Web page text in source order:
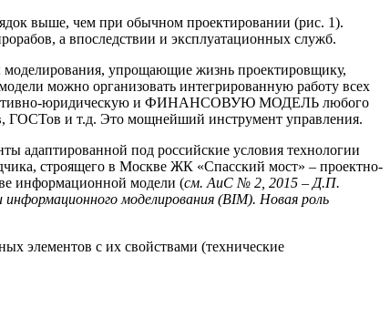
выше, чем при обычном проектировании (рис. 1).
а впоследствии и эксплуатационных служб.
моделирования, упрощающие жизнь проектировщику,
можно организовать интегрированную работу всех
юридическую и ФИНАНСОВУЮ МОДЕЛЬ любого
ГОСТов и т.д. Это мощнейший инструмент управления.
адаптированной под российские условия технологии
строящего в Москве ЖК «Спасский мост» – проектно-
информационной модели (см. АиС № 2, 2015 – Д.П.
моделирования (BIM). Новая роль
элементов с их свойствами (технические